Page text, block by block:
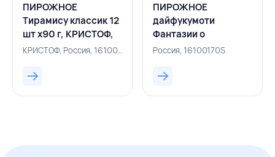
ПИРОЖНОЕ
Тирамису классик 12
шт х90 г, КРИСТОФ,
РОССИЯ
КРИСТОФ, Россия, 161001691
ПИРОЖНОЕ
дайфукумоти
Фантазии о
малиновом чизкейке
Россия, 161001705